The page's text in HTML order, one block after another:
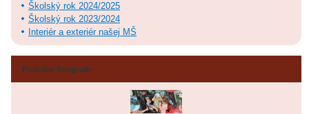
Školský rok 2024/2025
Školský rok 2023/2024
Interiér a exteriér našej MŠ
Posledné fotografie